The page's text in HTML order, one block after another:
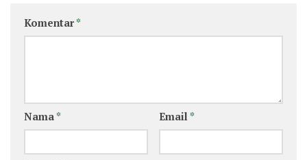
Komentar*
Nama * Email *